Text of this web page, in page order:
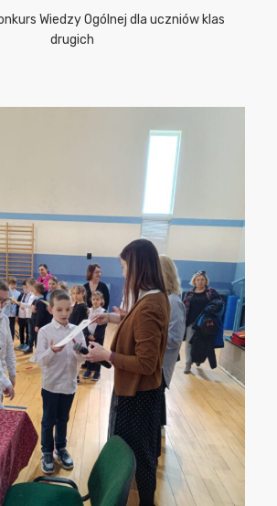
Wiedzy Ogólnej dla uczniów klas
drugich